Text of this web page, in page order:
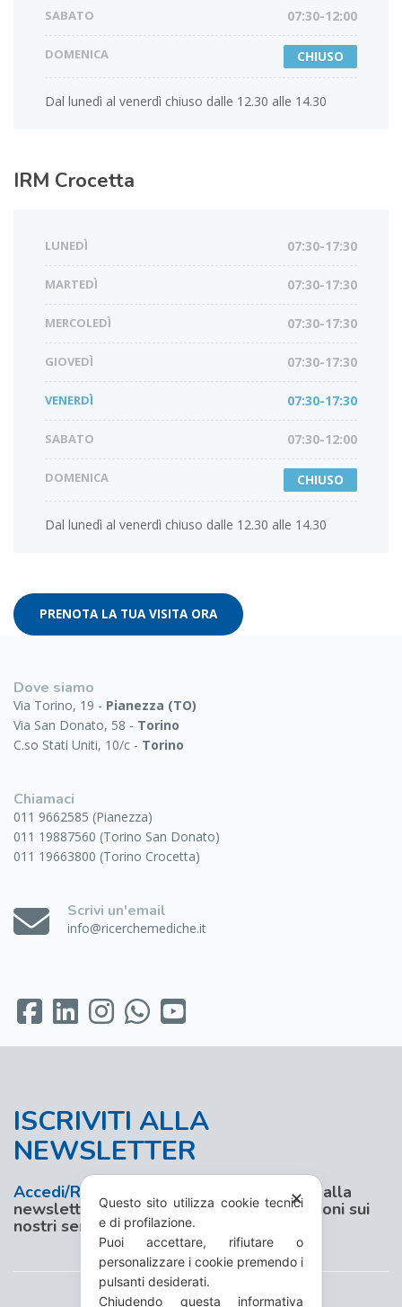
SABATO 07:30-12:00
DOMENICA CHIUSO
Dal lunedì al venerdì chiuso dalle 12.30 alle 14.30
IRM Crocetta
LUNEDÌ 07:30-17:30
MARTEDÌ 07:30-17:30
MERCOLEDÌ 07:30-17:30
GIOVEDÌ 07:30-17:30
VENERDÌ 07:30-17:30
SABATO 07:30-12:00
DOMENICA CHIUSO
Dal lunedì al venerdì chiuso dalle 12.30 alle 14.30
PRENOTA LA TUA VISITA ORA
Dove siamo
Via Torino, 19 - Pianezza (TO)
Via San Donato, 58 - Torino
C.so Stati Uniti, 10/c - Torino
Chiamaci
011 9662585 (Pianezza)
011 19887560 (Torino San Donato)
011 19663800 (Torino Crocetta)
Scrivi un'email
info@ricerchemediche.it
ISCRIVITI ALLA
NEWSLETTER
Accedi/Registrati al nostro sito e iscriviti alla
newsletter per aggiornamenti e promozioni sui
nostri servizi
✕
Questo sito utilizza cookie tecnici
e di profilazione.
Puoi accettare, rifiutare o
personalizzare i cookie premendo i
pulsanti desiderati.
Chiudendo questa informativa